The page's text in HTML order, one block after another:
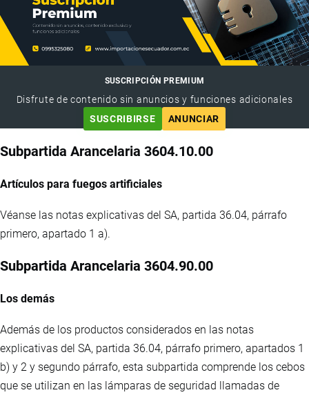
SUSCRIPCIÓN PREMIUM
Disfrute de contenido sin anuncios y funciones adicionales
SUSCRIBIRSE
ANUNCIAR
Subpartida Arancelaria 3604.10.00
Artículos para fuegos artificiales
Véanse las notas explicativas del SA, partida 36.04, párrafo
primero, apartado 1 a).
Subpartida Arancelaria 3604.90.00
Los demás
Además de los productos considerados en las notas
explicativas del SA, partida 36.04, párrafo primero, apartados 1
b) y 2 y segundo párrafo, esta subpartida comprende los cebos
que se utilizan en las lámparas de seguridad llamadas de